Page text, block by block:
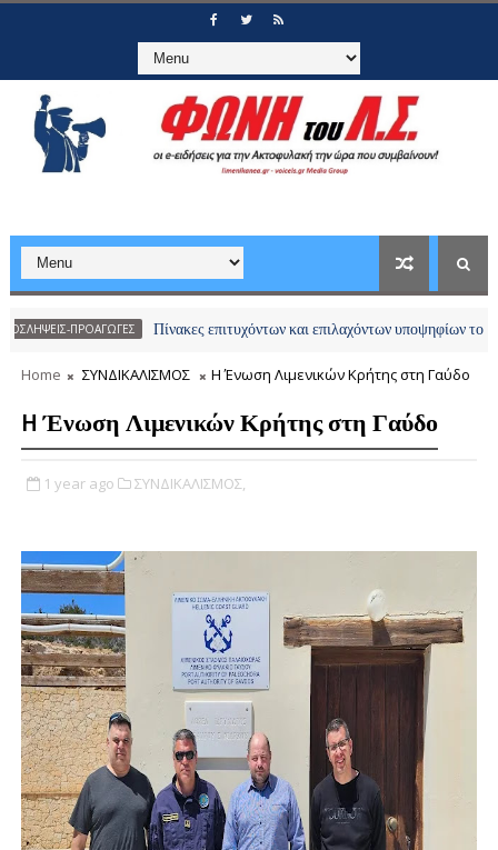
Πίνακες επιτυχόντων και επιλαχόντων υποψηφίων του
Home ΣΥΝΔΙΚΑΛΙΣΜΟΣ H Ένωση Λιμενικών Κρήτης στη Γαύδο
H Ένωση Λιμενικών Κρήτης στη Γαύδο
1 year ago ΣΥΝΔΙΚΑΛΙΣΜΟΣ,